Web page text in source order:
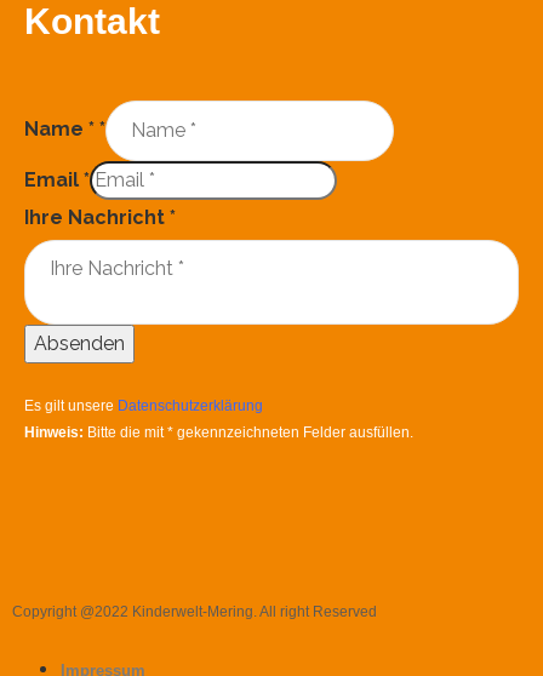
Kontakt
Name * *
Email *
Ihre Nachricht *
Absenden
Es gilt unsere Datenschutzerklärung
Hinweis: Bitte die mit* gekennzeichneten Felder ausfüllen.
Copyright @2022 Kinderwelt-Mering. All right Reserved
Impressum